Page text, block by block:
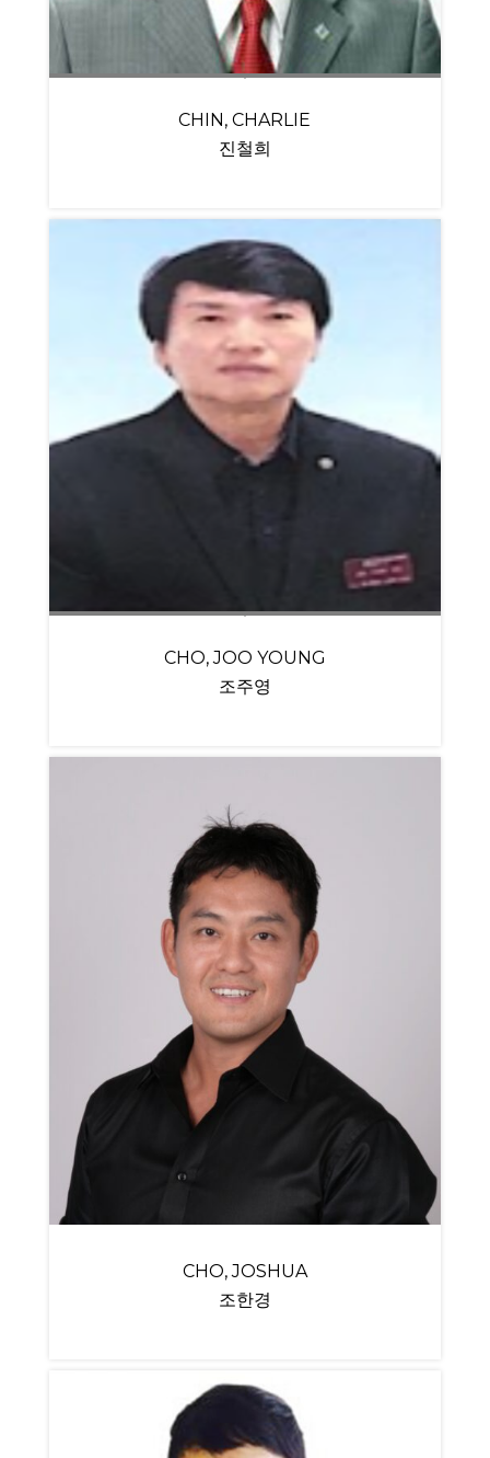
CHIN, CHARLIE
진철희
CHO, JOO YOUNG
조주영
CHO, JOSHUA
조한경